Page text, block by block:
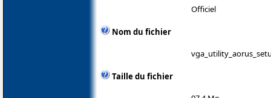
Officiel
Nom du fichier
Taille du fichier